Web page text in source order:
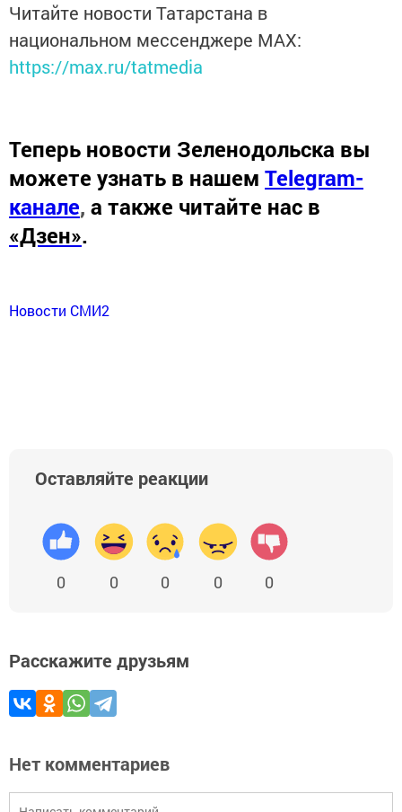
Читайте новости Татарстана в
национальном мессенджере MАХ:
https://max.ru/tatmedia
Теперь новости Зеленодольска вы
можете узнать в нашем Telegram-
канале, а также читайте нас в
«Дзен».
Новости СМИ2
Оставляйте реакции
0 0 0 0 0
Расскажите друзьям
Нет комментариев